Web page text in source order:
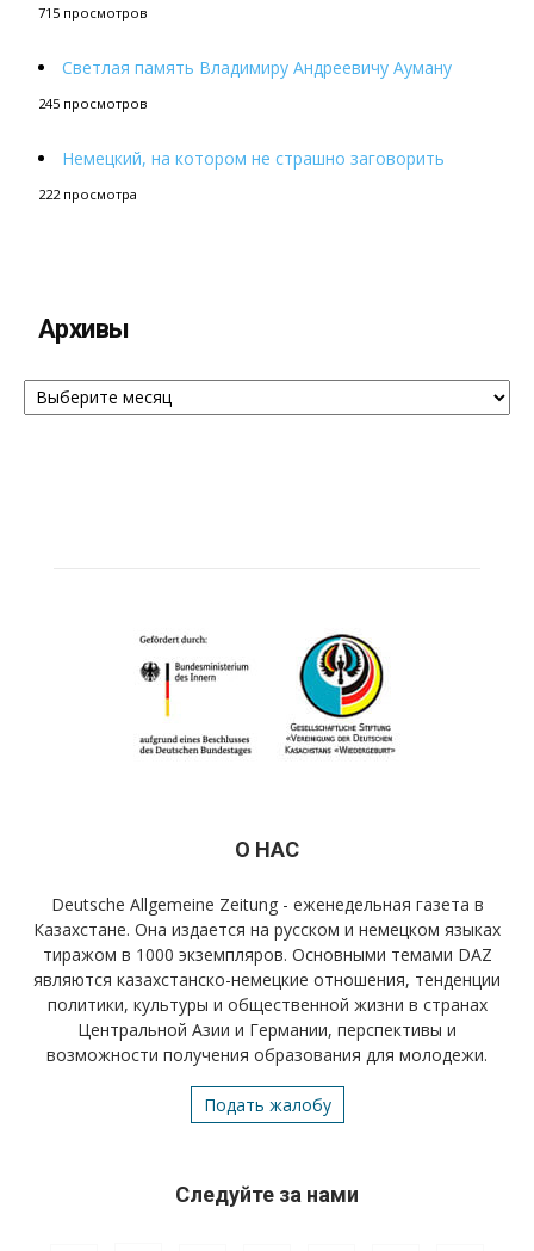
715 просмотров
Светлая память Владимиру Андреевичу Ауману
245 просмотров
Немецкий, на котором не страшно заговорить
222 просмотра
Архивы
Архивы
О НАС
Deutsche Allgemeine Zeitung - еженедельная газета в
Казахстане. Она издается на русском и немецком языках
тиражом в 1000 экземпляров. Основными темами DAZ
являются казахстанско-немецкие отношения, тенденции
политики, культуры и общественной жизни в странах
Центральной Азии и Германии, перспективы и
возможности получения образования для молодежи.
Подать жалобу
Следуйте за нами